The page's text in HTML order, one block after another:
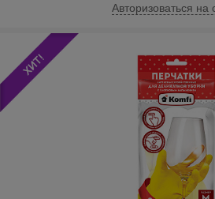
Авторизоваться на